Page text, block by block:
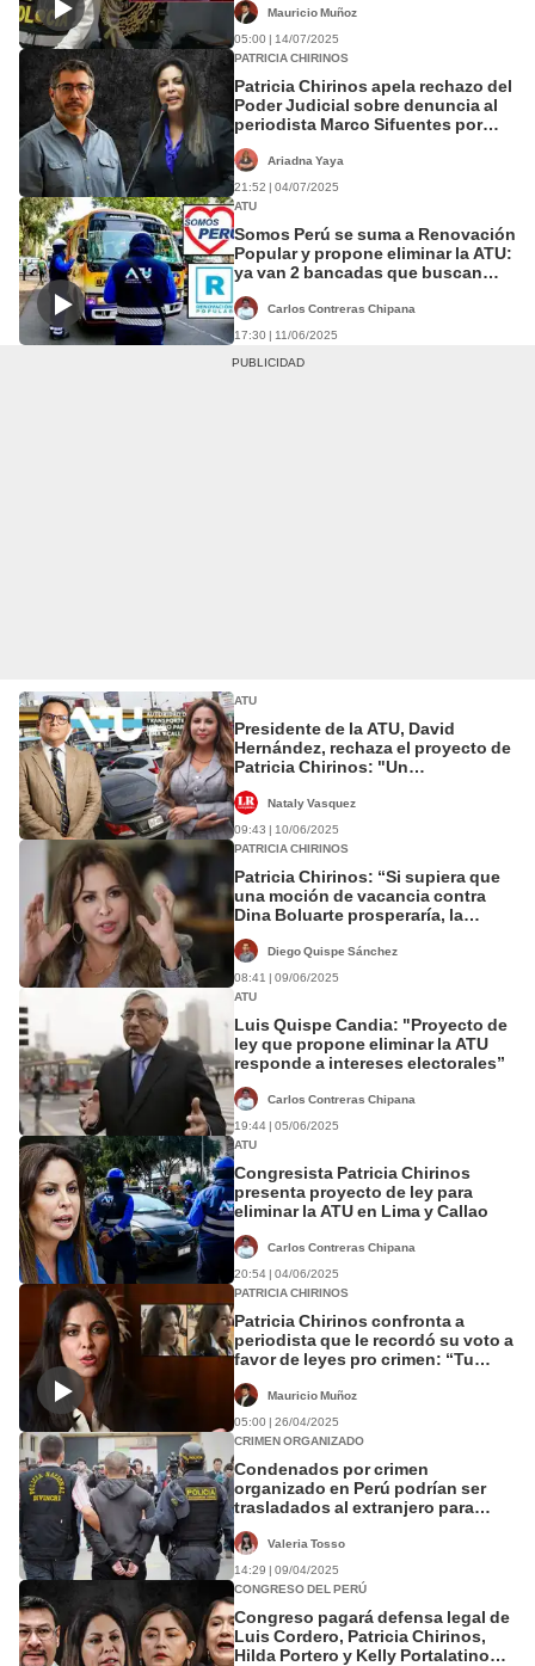
Mauricio Muñoz
05:00 | 14/07/2025
PATRICIA CHIRINOS
Patricia Chirinos apela rechazo del
Poder Judicial sobre denuncia al
periodista Marco Sifuentes por
Ariadna Yaya
21:52 | 04/07/2025
ATU
Somos Perú se suma a Renovación
Popular y propone eliminar la ATU:
ya van 2 bancadas que buscan
Carlos Contreras Chipana
17:30 | 11/06/2025
ATU
Presidente de la ATU, David
Hernández, rechaza el proyecto de
Patricia Chirinos: "Un
Nataly Vasquez
09:43 | 10/06/2025
PATRICIA CHIRINOS
Patricia Chirinos: “Si supiera que
una moción de vacancia contra
Dina Boluarte prosperaría, la
Diego Quispe Sánchez
08:41 | 09/06/2025
ATU
Luis Quispe Candia: "Proyecto de
ley que propone eliminar la ATU
responde a intereses electorales”
Carlos Contreras Chipana
19:44 | 05/06/2025
ATU
Congresista Patricia Chirinos
presenta proyecto de ley para
eliminar la ATU en Lima y Callao
Carlos Contreras Chipana
20:54 | 04/06/2025
PATRICIA CHIRINOS
Patricia Chirinos confronta a
periodista que le recordó su voto a
favor de leyes pro crimen: “Tu
lugar”Mauricio Muñoz
05:00 | 26/04/2025
CRIMEN ORGANIZADO
Condenados por crimen
organizado en Perú podrían ser
trasladados al extranjero para
Valeria Tosso
14:29 | 09/04/2025
CONGRESO DEL PERÚ
Congreso pagará defensa legal de
Luis Cordero, Patricia Chirinos,
Hilda Portero y Kelly Portalatino